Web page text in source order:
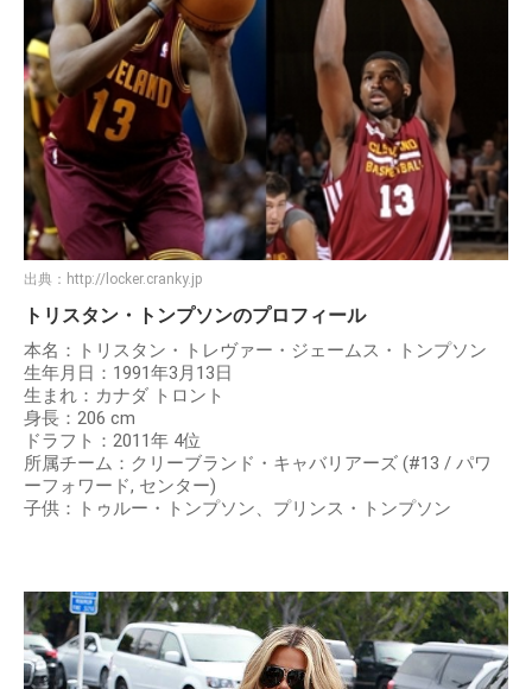
出典： http://locker.cranky.jp
トリスタン・トンプソンのプロフィール
本名：トリスタン・トレヴァー・ジェームス・トンプソン
生年月日：1991年3月13日
生まれ：カナダ トロント
身長：206 cm
ドラフト：2011年 4位
所属チーム：クリーブランド・キャバリアーズ (#13 / パワ
ーフォワード, センター)
子供：トゥルー・トンプソン、プリンス・トンプソン